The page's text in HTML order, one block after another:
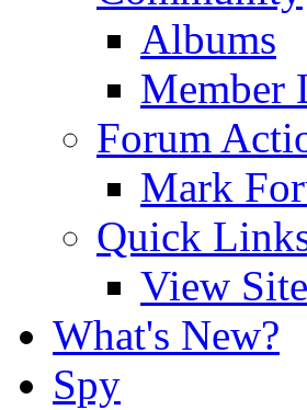
Albums
Member
Forum
Mark
Quick
View
What's New?
Spy